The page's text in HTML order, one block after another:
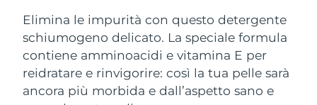
Elimina le impurità con questo detergente
schiumogeno delicato. La speciale formula
contiene amminoacidi e vitamina E per
reidratare e rinvigorire: così la tua pelle sarà
ancora più morbida e dall’aspetto sano e